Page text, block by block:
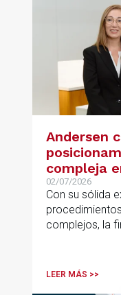
Andersen
compleja
España
de
02/07/2026
Con su sólida
complejos, la
LEER MÁS >>